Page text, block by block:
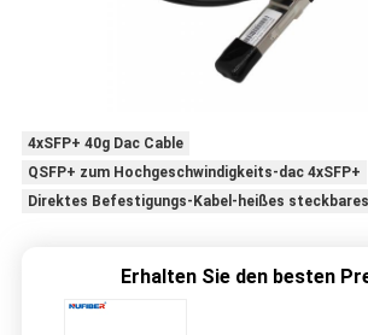
4xSFP+ 40g Dac Cable
QSFP+ zum Hochgeschwindigkeits-dac 4xSFP+
Direktes Befestigungs-Kabel-heißes steckbares
Erhalten Sie den besten